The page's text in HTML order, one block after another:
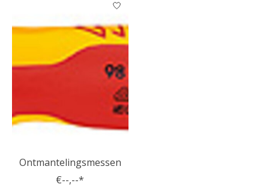
Ontmantelingsmessen
€--,--*